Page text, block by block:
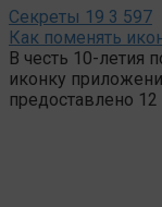
Секреты 19 3 597
Как поменять
В честь 10-летия
иконку
предоставлено 12